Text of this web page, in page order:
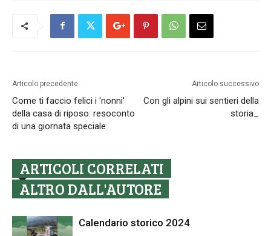
Articolo precedente
Come ti faccio felici i 'nonni'
della casa di riposo: resoconto
di una giornata speciale
Articolo successivo
Con gli alpini sui sentieri della
storia_
ARTICOLI CORRELATI
ALTRO DALL'AUTORE
Calendario storico 2024